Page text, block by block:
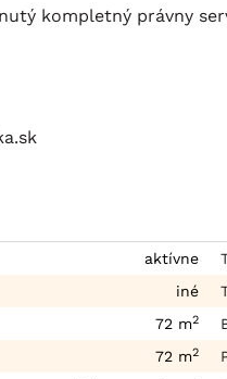
kompletný právny
aktívne
iné
72 m2
72 m2